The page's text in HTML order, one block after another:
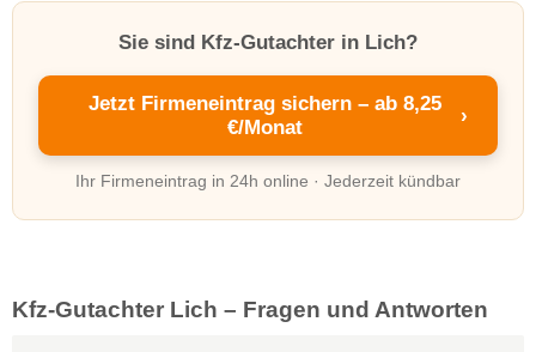
Sie sind Kfz-Gutachter in Lich?
Jetzt Firmeneintrag sichern – ab 8,25
€/Monat
›
Ihr Firmeneintrag in 24h online · Jederzeit kündbar
Kfz-Gutachter Lich – Fragen und Antworten